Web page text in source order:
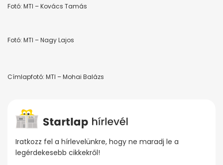
Fotó: MTI – Kovács Tamás
Fotó: MTI – Nagy Lajos
Címlapfotó: MTI – Mohai Balázs
Iratkozz fel a hírlevelünkre, hogy ne maradj le a
legérdekesebb cikkekről!